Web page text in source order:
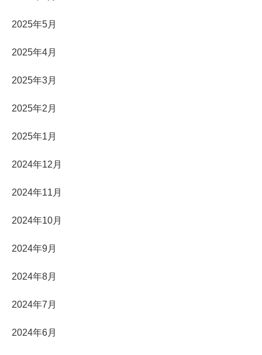
2025年5月
2025年4月
2025年3月
2025年2月
2025年1月
2024年12月
2024年11月
2024年10月
2024年9月
2024年8月
2024年7月
2024年6月